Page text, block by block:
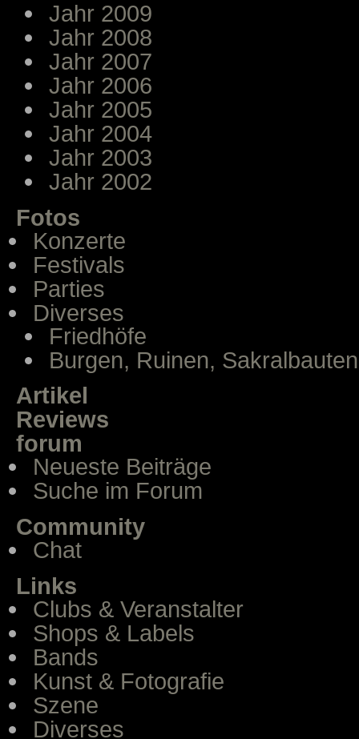
Jahr 2009
Jahr 2008
Jahr 2007
Jahr 2006
Jahr 2005
Jahr 2004
Jahr 2003
Jahr 2002
Fotos
Konzerte
Festivals
Parties
Diverses
Friedhöfe
Burgen, Ruinen, Sakralbauten
Artikel
Reviews
forum
Neueste Beiträge
Suche im Forum
Community
Chat
Links
Clubs & Veranstalter
Shops & Labels
Bands
Kunst & Fotografie
Szene
Diverses